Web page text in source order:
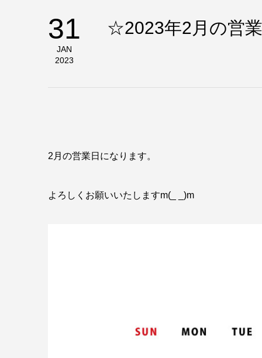
31
JAN
2023
☆2023年2月の営
2月の営業日になります。
よろしくお願いいたしますm(_ _)m